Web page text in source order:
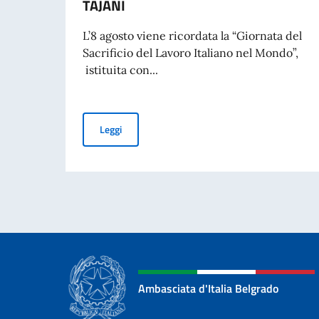
TAJANI
L’8 agosto viene ricordata la “Giornata del
Sacrificio del Lavoro Italiano nel Mondo”,
istituita con...
LeggiCOMMEMORAZIONE DEL 70. ANNIVERSARIO
Ambasciata d'Italia Belgrado